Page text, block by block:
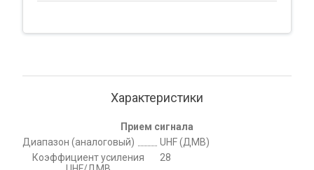
Характеристики
Прием сигнала
Диапазон (аналоговый)
UHF (ДМВ)
Коэффициент усиления
28